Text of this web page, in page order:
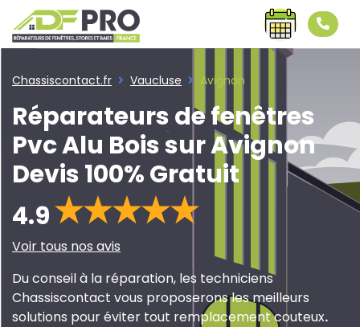
Chassiscontact.fr Vaucluse Avignon
Réparateurs de fenêtres
Pvc Alu Bois sur Avignon
Devis 100% Gratuit
4.9
Voir tous nos avis
Du conseil à la réparation, les techniciens
Chassiscontact vous proposerons les meilleurs
solutions pour éviter tout remplacement couteux.